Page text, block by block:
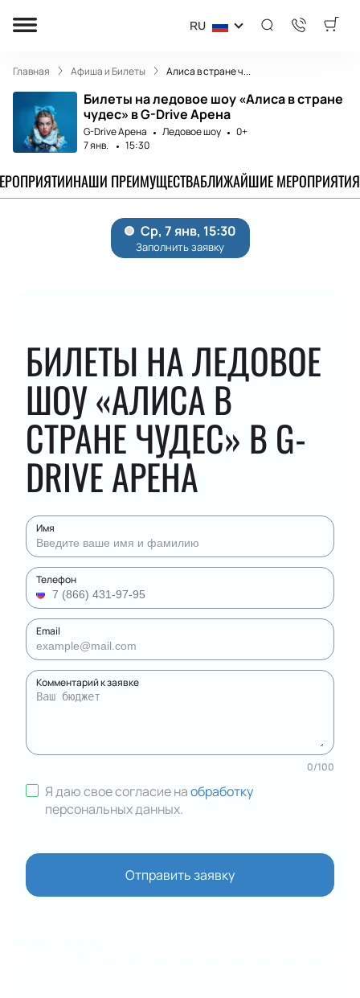
RU
Главная Афиша и Билеты Алиса в стране ч...
Билеты на ледовое шоу «Алиса в стране
чудес» в G-Drive Арена
G-Drive Арена Ледовое шоу
0+
7 янв.
15:30
НАШИ ПРЕИМУЩЕСТВАБЛИЖАЙШИЕ МЕРОПРИЯТИЯ
БИЛЕТЫ НА ЛЕДОВОЕ
ШОУ «АЛИСА В
СТРАНЕ ЧУДЕС» В G-
DRIVE АРЕНА
Имя
Телефон
Email
Комментарий к заявке
0/100
Я даю свое согласие наобработку
персональных данных.
Отправить заявку